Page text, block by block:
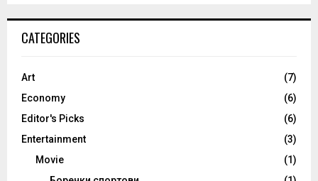
CATEGORIES
Art
(7)
Economy
(6)
Editor's Picks
(6)
Entertainment
(3)
Movie
(1)